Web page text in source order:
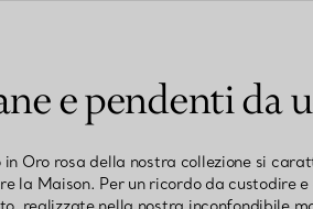
e pendenti da
Oro rosa della nostra collezione si
la Maison. Per un ricordo da custodire